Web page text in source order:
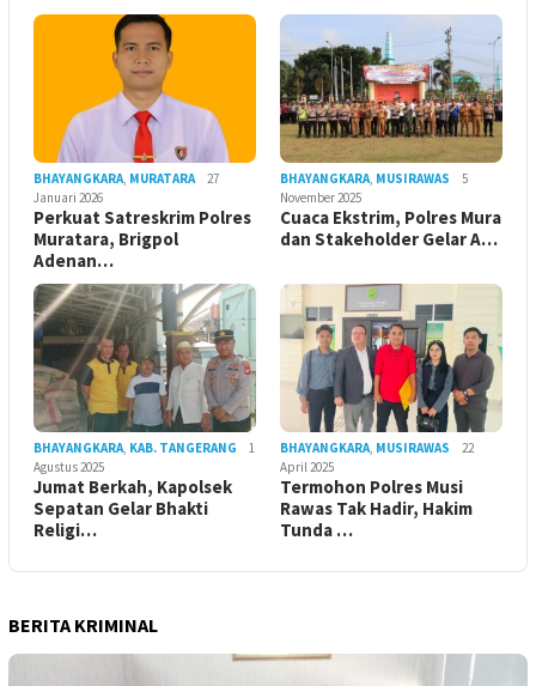
BHAYANGKARA, MURATARA
27
Januari 2026
Perkuat Satreskrim Polres
Muratara, Brigpol
Adenan…
BHAYANGKARA, MUSIRAWAS
5
November 2025
Cuaca Ekstrim, Polres Mura
dan Stakeholder Gelar A…
BHAYANGKARA, KAB. TANGERANG
1
Agustus 2025
Jumat Berkah, Kapolsek
Sepatan Gelar Bhakti
Religi…
BHAYANGKARA, MUSIRAWAS
22
April 2025
Termohon Polres Musi
Rawas Tak Hadir, Hakim
Tunda …
BERITA KRIMINAL